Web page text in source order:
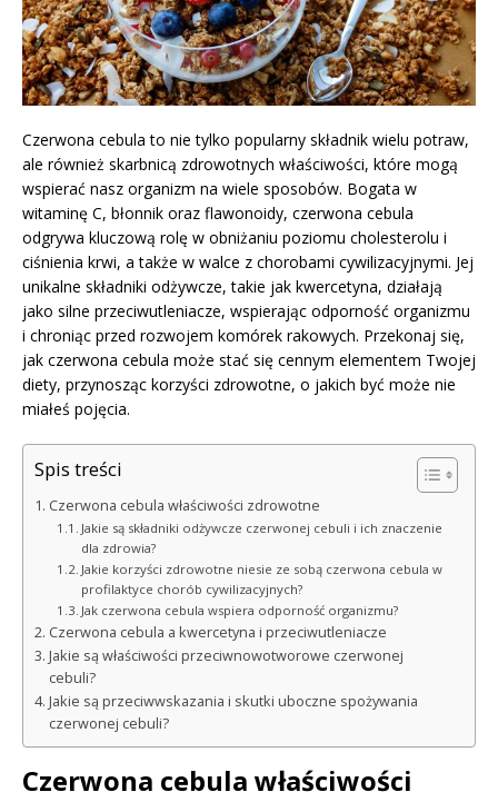
Czerwona cebula to nie tylko popularny składnik wielu potraw,
ale również skarbnicą zdrowotnych właściwości, które mogą
wspierać nasz organizm na wiele sposobów. Bogata w
witaminę C, błonnik oraz flawonoidy, czerwona cebula
odgrywa kluczową rolę w obniżaniu poziomu cholesterolu i
ciśnienia krwi, a także w walce z chorobami cywilizacyjnymi. Jej
unikalne składniki odżywcze, takie jak kwercetyna, działają
jako silne przeciwutleniacze, wspierając odporność organizmu
i chroniąc przed rozwojem komórek rakowych. Przekonaj się,
jak czerwona cebula może stać się cennym elementem Twojej
diety, przynosząc korzyści zdrowotne, o jakich być może nie
miałeś pojęcia.
Spis treści
Czerwona cebula właściwości zdrowotne
Jakie są składniki odżywcze czerwonej cebuli i ich znaczenie
dla zdrowia?
Jakie korzyści zdrowotne niesie ze sobą czerwona cebula w
profilaktyce chorób cywilizacyjnych?
Jak czerwona cebula wspiera odporność organizmu?
Czerwona cebula a kwercetyna i przeciwutleniacze
Jakie są właściwości przeciwnowotworowe czerwonej
cebuli?
Jakie są przeciwwskazania i skutki uboczne spożywania
czerwonej cebuli?
Czerwona cebula właściwości